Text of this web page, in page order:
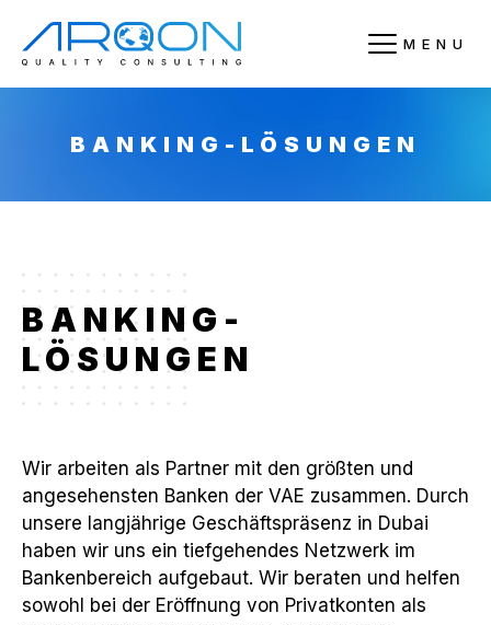
MENU
BANKING-LÖSUNGEN
BANKING-
LÖSUNGEN
Wir arbeiten als Partner mit den größten und
angesehensten Banken der VAE zusammen. Durch
unsere langjährige Geschäftspräsenz in Dubai
haben wir uns ein tiefgehendes Netzwerk im
Bankenbereich aufgebaut. Wir beraten und helfen
sowohl bei der Eröffnung von Privatkonten als